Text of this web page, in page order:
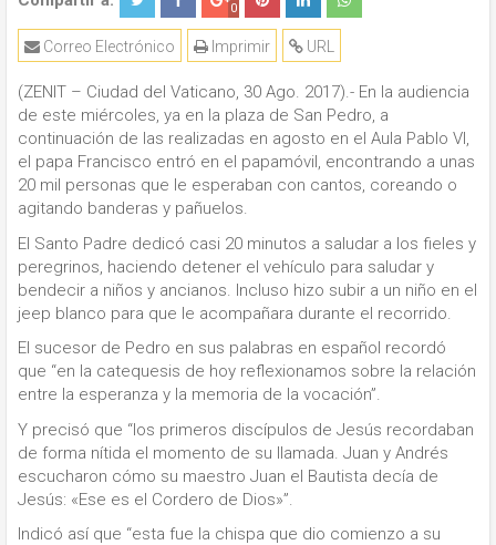
0
URL
Imprimir
Correo Electrónico
(ZENIT – Ciudad del Vaticano, 30 Ago. 2017).- En la audiencia
de este miércoles, ya en la plaza de San Pedro, a
continuación de las realizadas en agosto en el Aula Pablo VI,
el papa Francisco entró en el papamóvil, encontrando a unas
20 mil personas que le esperaban con cantos, coreando o
agitando banderas y pañuelos.
El Santo Padre dedicó casi 20 minutos a saludar a los fieles y
peregrinos, haciendo detener el vehículo para saludar y
bendecir a niños y ancianos. Incluso hizo subir a un niño en el
jeep blanco para que le acompañara durante el recorrido.
El sucesor de Pedro en sus palabras en español recordó
que “en la catequesis de hoy reflexionamos sobre la relación
entre la esperanza y la memoria de la vocación”.
Y precisó que “los primeros discípulos de Jesús recordaban
de forma nítida el momento de su llamada. Juan y Andrés
escucharon cómo su maestro Juan el Bautista decía de
Jesús: «Ese es el Cordero de Dios»”.
Indicó así que “esta fue la chispa que dio comienzo a su